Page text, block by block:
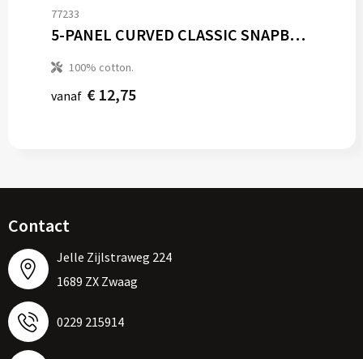
77233
5-PANEL CURVED CLASSIC SNAPBACK
100% cotton.
vanaf € 12,75
Contact
Jelle Zijlstraweg 224
1689 ZX Zwaag
0229 215914